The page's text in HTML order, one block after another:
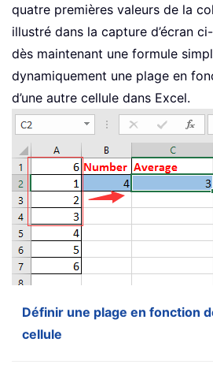
quatre premières valeurs de la
illustré dans la capture d’écran
dès maintenant une formule
dynamiquement une plage en
d’une autre cellule dans Excel.
Définir une plage en fonction
cellule